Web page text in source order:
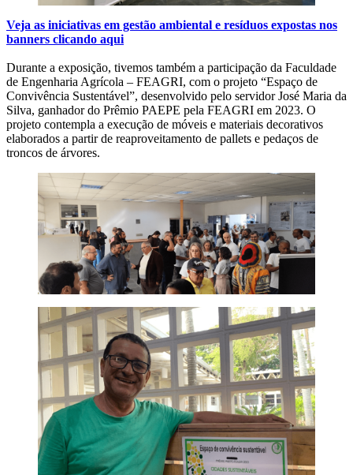
Veja as iniciativas em gestão ambiental e resíduos expostas nos
banners clicando aqui
Durante a exposição, tivemos também a participação da Faculdade
de Engenharia Agrícola – FEAGRI, com o projeto “Espaço de
Convivência Sustentável”, desenvolvido pelo servidor José Maria da
Silva, ganhador do Prêmio PAEPE pela FEAGRI em 2023. O
projeto contempla a execução de móveis e materiais decorativos
elaborados a partir de reaproveitamento de pallets e pedaços de
troncos de árvores.